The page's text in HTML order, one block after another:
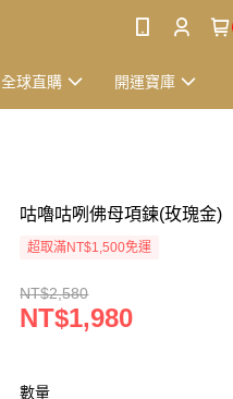
全球直購 開運寶庫
咕嚕咕咧佛母項鍊(玫瑰金)
超取滿NT$1,500免運
NT$2,580
NT$1,980
數量